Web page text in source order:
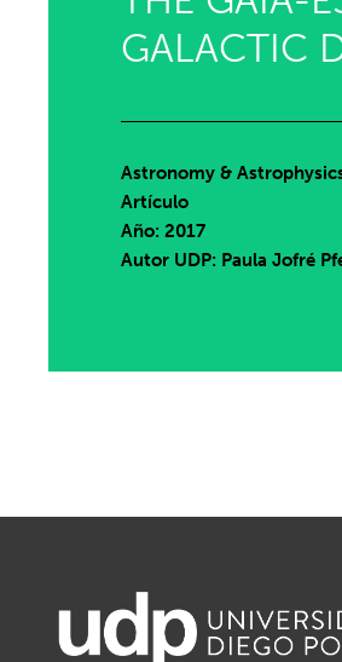
GALACTIC
Astronomy &
Artículo
Año: 2017
Autor UDP: Paula Jofré